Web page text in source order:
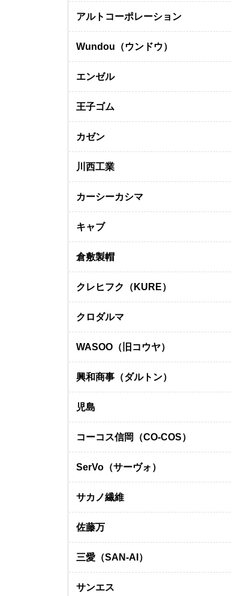
アルトコーポレーション
Wundou（ウンドウ）
エンゼル
王子ゴム
カゼン
川西工業
カーシーカシマ
キャブ
倉敷製帽
クレヒフク（KURE）
クロダルマ
WASOO（旧コウヤ）
興和商事（ダルトン）
児島
コーコス信岡（CO-COS）
SerVo（サーヴォ）
サカノ繊維
佐藤万
三愛（SAN-AI）
サンエス